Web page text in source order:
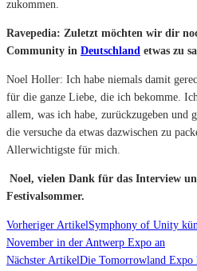
zukommen.
Ravepedia: Zuletzt möchten wir dir
Community in Deutschland etwas zu
Noel Holler: Ich habe niemals damit
für die ganze Liebe, die ich bekomme.
allem, was ich habe, zurückzugeben und
die versuche da etwas dazwischen zu
Allerwichtigste für mich.
Noel, vielen Dank für das Interview
Festivalsommer.
Vorheriger ArtikelSymphony of Unity
November in der Antwerp Expo an
Nächster ArtikelDie Tomorrowland Expo